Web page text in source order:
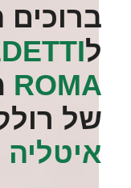
ל
ROMA‬
של
איטליה